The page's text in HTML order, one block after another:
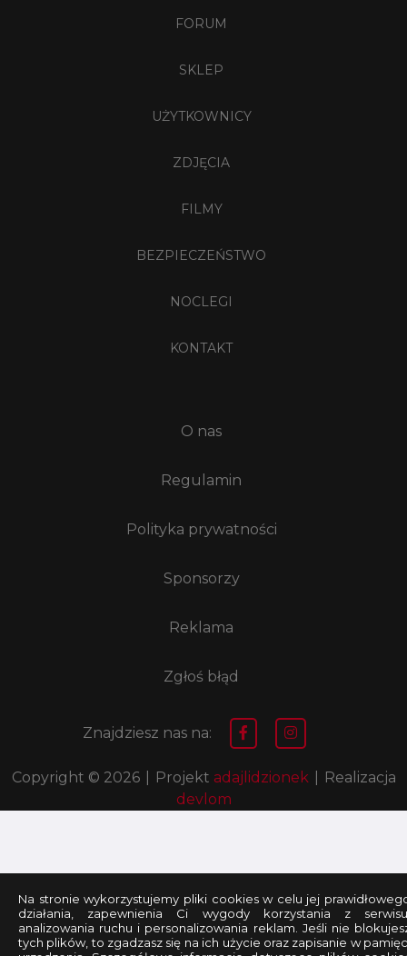
FORUM
SKLEP
UŻYTKOWNICY
ZDJĘCIA
FILMY
BEZPIECZEŃSTWO
NOCLEGI
KONTAKT
O nas
Regulamin
Polityka prywatności
Sponsorzy
Reklama
Zgłoś błąd
Znajdziesz nas na:
Copyright © 2026 Projekt adajlidzionek
Realizacja
devlom
Na stronie wykorzystujemy pliki cookies w celu jej
działania, zapewnienia Ci wygody korzystania z
analizowania ruchu i personalizowania reklam. Jeśli nie
tych plików, to zgadzasz się na ich użycie oraz zapisanie w